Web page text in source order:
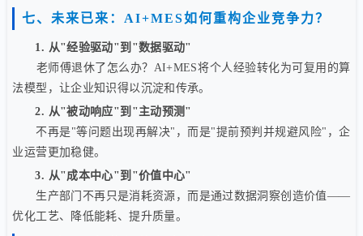
七、未来已来：AI+MES如何重构企业竞争力？
1. 从"经验驱动"到"数据驱动"
老师傅退休了怎么办？AI+MES将个人经验转化为可复用的算
法模型，让企业知识得以沉淀和传承。
2. 从"被动响应"到"主动预测"
不再是"等问题出现再解决"，而是"提前预判并规避风险"，企
业运营更加稳健。
3. 从"成本中心"到"价值中心"
生产部门不再只是消耗资源，而是通过数据洞察创造价值——
优化工艺、降低能耗、提升质量。